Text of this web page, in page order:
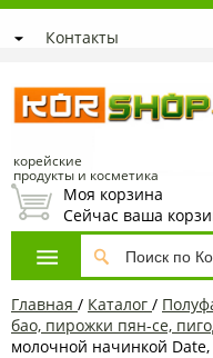
Контакты
корейские
продукты и косметика
Моя корзина
Сейчас ваша
Главная / Каталог /
бао, пирожки пян-се,
молочной начинкой Date,